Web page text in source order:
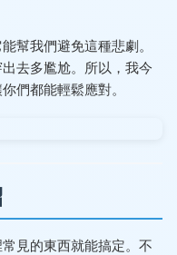
幫我們避免這種悲劇。
去多尷尬。所以，我今
們都能輕鬆應對。
見的東西就能搞定。不